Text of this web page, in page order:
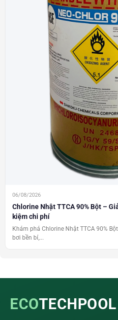
06/08/2026
Chlorine Nhật TTCA 90% Bột –
kiệm chi phí
Khám phá Chlorine Nhật TTCA 90%
bơi bền bỉ,...
ECOTECHPOOL